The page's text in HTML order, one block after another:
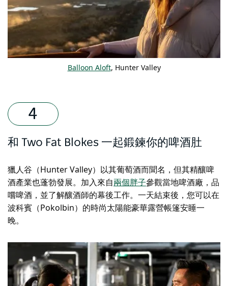
Balloon Aloft, Hunter Valley
和 Two Fat Blokes 一起鍛鍊你的啤酒肚
獵人谷（Hunter Valley）以其葡萄酒而聞名，但其精釀啤
酒產業也蓬勃發展。加入來自兩個胖子參觀當地啤酒廠，品
嚐啤酒，並了解釀酒師的幕後工作。一天結束後，您可以在
波科賓（Pokolbin）的時尚太陽能豪華露營帳篷安睡一
晚。